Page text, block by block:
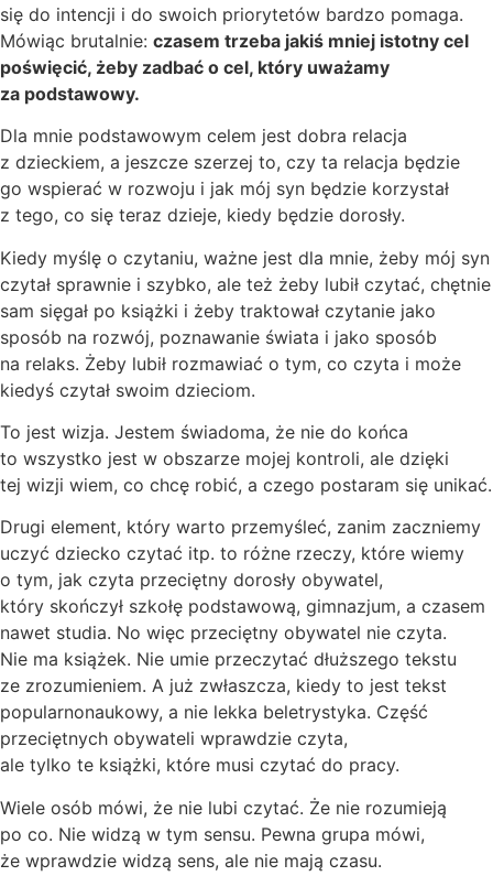
się do intencji i do swoich priorytetów bardzo pomaga.
Mówiąc brutalnie: czasem trzeba jakiś mniej istotny cel
poświęcić, żeby zadbać o cel, który uważamy
za podstawowy.
Dla mnie podstawowym celem jest dobra relacja
z dzieckiem, a jeszcze szerzej to, czy ta relacja będzie
go wspierać w rozwoju i jak mój syn będzie korzystał
z tego, co się teraz dzieje, kiedy będzie dorosły.
Kiedy myślę o czytaniu, ważne jest dla mnie, żeby mój syn
czytał sprawnie i szybko, ale też żeby lubił czytać, chętnie
sam sięgał po książki i żeby traktował czytanie jako
sposób na rozwój, poznawanie świata i jako sposób
na relaks. Żeby lubił rozmawiać o tym, co czyta i może
kiedyś czytał swoim dzieciom.
To jest wizja. Jestem świadoma, że nie do końca
to wszystko jest w obszarze mojej kontroli, ale dzięki
tej wizji wiem, co chcę robić, a czego postaram się unikać.
Drugi element, który warto przemyśleć, zanim zaczniemy
uczyć dziecko czytać itp. to różne rzeczy, które wiemy
o tym, jak czyta przeciętny dorosły obywatel,
który skończył szkołę podstawową, gimnazjum, a czasem
nawet studia. No więc przeciętny obywatel nie czyta.
Nie ma książek. Nie umie przeczytać dłuższego tekstu
ze zrozumieniem. A już zwłaszcza, kiedy to jest tekst
popularnonaukowy, a nie lekka beletrystyka. Część
przeciętnych obywateli wprawdzie czyta,
ale tylko te książki, które musi czytać do pracy.
Wiele osób mówi, że nie lubi czytać. Że nie rozumieją
po co. Nie widzą w tym sensu. Pewna grupa mówi,
że wprawdzie widzą sens, ale nie mają czasu.